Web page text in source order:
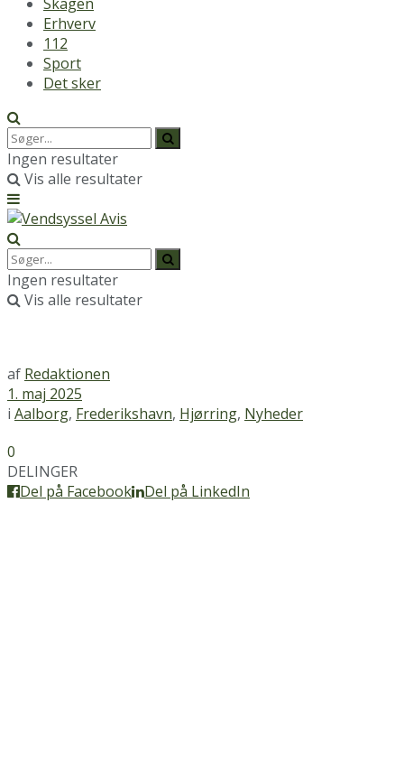
Erhverv
112
Sport
Det sker
Ingen resultater
Vis alle resultater
Ingen resultater
Vis alle resultater
af Redaktionen
1. maj 2025
i Aalborg, Frederikshavn, Hjørring, Nyheder
0
DELINGER
Del på Facebook
Del på LinkedIn